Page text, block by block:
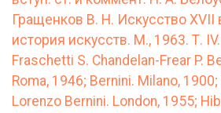
Гращенков В. Н. Искусство
история искусств. М., 1963. Т.
Fraschetti S. Chandelan-Frear P.
Roma, 1946; Bernini. Milano,
Lorenzo Bernini. London, 1955;